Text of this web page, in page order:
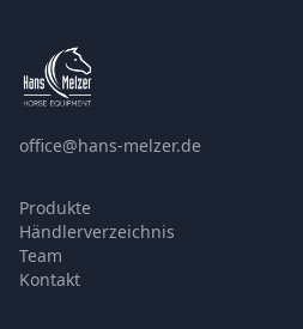
office@hans-melzer.de
Produkte
Händlerverzeichnis
Team
Kontakt